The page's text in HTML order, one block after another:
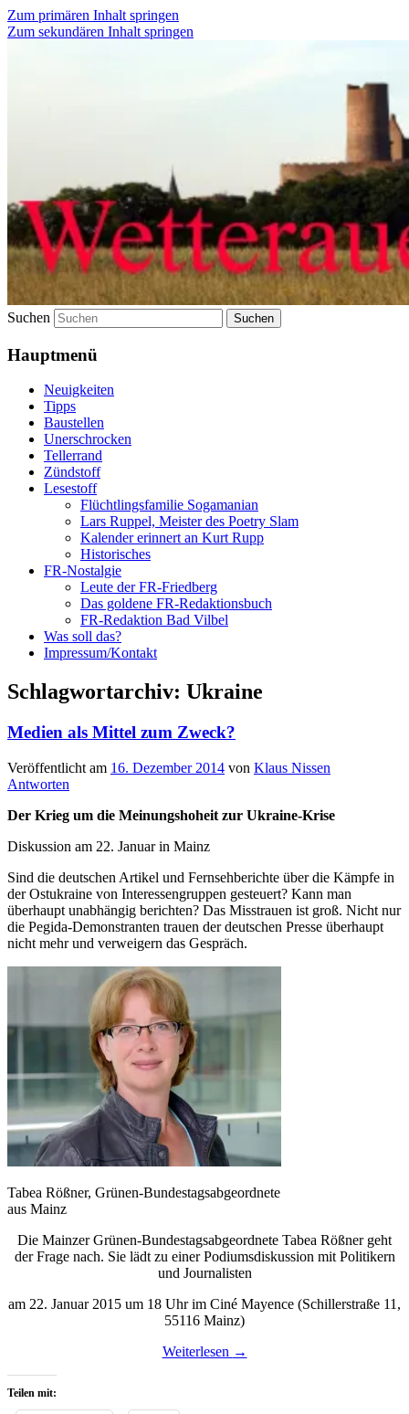
Zum primären Inhalt springen
Zum sekundären Inhalt springen
Suchen
Hauptmenü
Neuigkeiten
Tipps
Baustellen
Unerschrocken
Tellerrand
Zündstoff
Lesestoff
Flüchtlingsfamilie Sogamanian
Lars Ruppel, Meister des Poetry Slam
Kalender erinnert an Kurt Rupp
Historisches
FR-Nostalgie
Leute der FR-Friedberg
Das goldene FR-Redaktionsbuch
FR-Redaktion Bad Vilbel
Was soll das?
Impressum/Kontakt
Schlagwortarchiv: Ukraine
Medien als Mittel zum Zweck?
Veröffentlicht am 16. Dezember 2014 von Klaus Nissen
Antworten
Der Krieg um die Meinungshoheit zur Ukraine-Krise
Diskussion am 22. Januar in Mainz
Sind die deutschen Artikel und Fernsehberichte über die Kämpfe in
der Ostukraine von Interessengruppen gesteuert? Kann man
überhaupt unabhängig berichten? Das Misstrauen ist groß. Nicht nur
die Pegida-Demonstranten trauen der deutschen Presse überhaupt
nicht mehr und verweigern das Gespräch.
Tabea Rößner, Grünen-Bundestagsabgeordnete
aus Mainz
Die Mainzer Grünen-Bundestagsabgeordnete Tabea Rößner geht
der Frage nach. Sie lädt zu einer Podiumsdiskussion mit Politikern
und Journalisten
am 22. Januar 2015 um 18 Uhr im Ciné Mayence (Schillerstraße 11,
55116 Mainz)
Weiterlesen →
Teilen mit: